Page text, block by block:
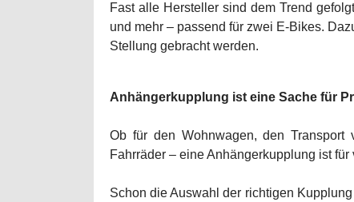
Fast alle Hersteller sind dem Trend
und mehr – passend für zwei E-Bikes.
Stellung gebracht werden.
Anhängerkupplung ist eine Sache für
Ob für den Wohnwagen, den Transport
Fahrräder – eine Anhängerkupplung ist
Schon die Auswahl der richtigen